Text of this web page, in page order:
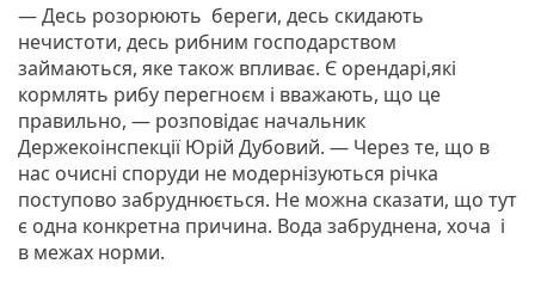
— Десь розорюють береги, десь скидають
нечистоти, десь рибним господарством
займаються, яке також впливає. Є орендарі,які
кормлять рибу перегноєм і вважають, що це
правильно, — розповідає начальник
Держекоінспекції Юрій Дубовий. — Через те, що в
нас очисні споруди не модернізуються річка
поступово забруднюється. Не можна сказати, що тут
є одна конкретна причина. Вода забруднена, хоча і
в межах норми.